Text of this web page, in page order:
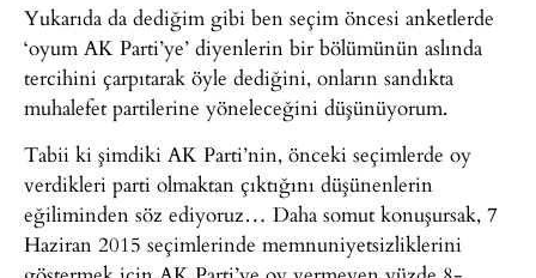
Yukarıda da dediğim gibi ben seçim öncesi anketlerde
‘oyum AK Parti’ye’ diyenlerin bir bölümünün aslında
tercihini çarpıtarak öyle dediğini, onların sandıkta
muhalefet partilerine yöneleceğini düşünüyorum.
Tabii ki şimdiki AK Parti’nin, önceki seçimlerde oy
verdikleri parti olmaktan çıktığını düşünenlerin
eğiliminden söz ediyoruz… Daha somut konuşursak, 7
Haziran 2015 seçimlerinde memnuniyetsizliklerini